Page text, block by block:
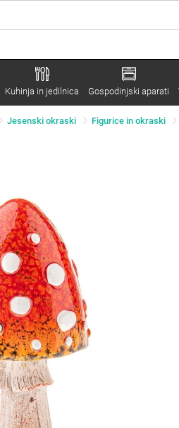
Kuhinja in jedilnica Gospodinjski aparati
Jesenski okraski Figurice in okraski